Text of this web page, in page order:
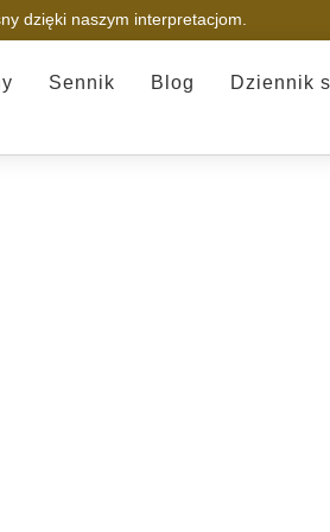
dzięki naszym interpretacjom.
Sennik Blog Dziennik